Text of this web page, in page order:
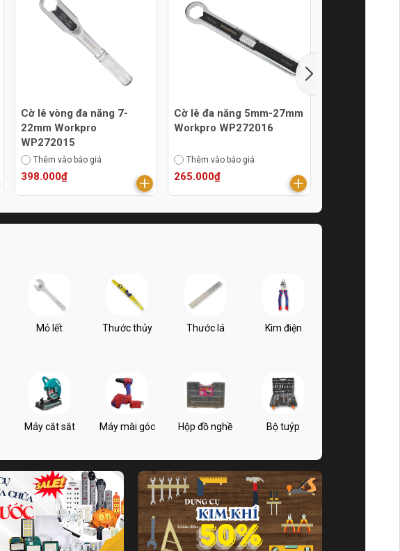
Cờ lê vòng đa năng 7-
22mm Workpro
WP272015
Thêm vào báo giá
398.000₫
Cờ lê đa năng 5mm-27mm
Workpro WP272016
Thêm vào báo giá
265.000₫
Mỏ lết Thước thủy Thước lá Kìm điện
Máy cắt sắt Máy mài góc Hộp đồ nghề Bộ tuýp